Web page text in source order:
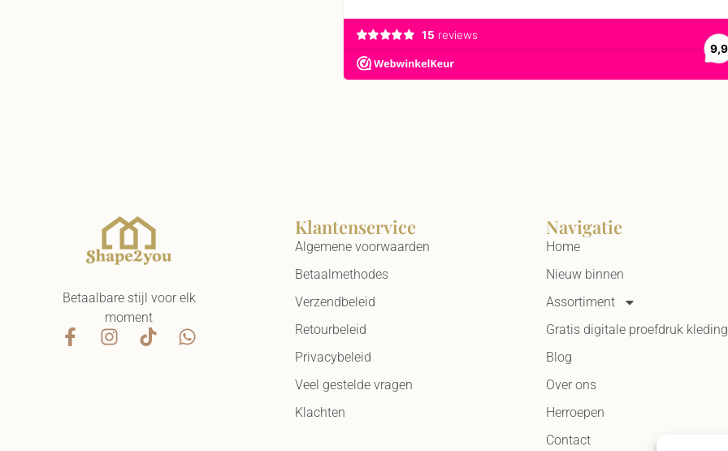
Betaalbare stijl voor elk
moment
Klantenservice
Algemene voorwaarden
Betaalmethodes
Verzendbeleid
Retourbeleid
Privacybeleid
Veel gestelde vragen
Klachten
Navigatie
Home
Nieuw binnen
Assortiment
Gratis digitale proefdruk kleding
Blog
Over ons
Herroepen
Contact